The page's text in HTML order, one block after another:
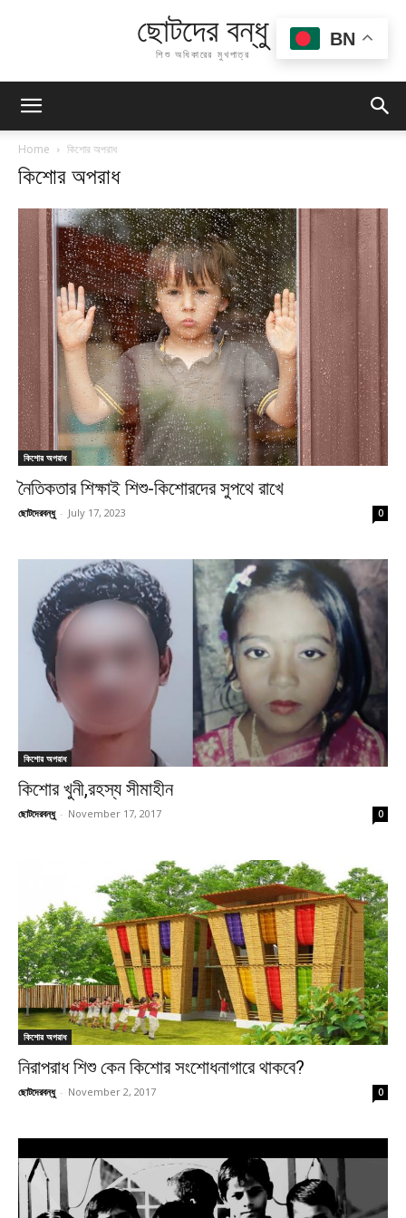
ছোটদের বন্ধু
শিশু অধিকারের মুখপাত্র
Home কিশোর অপরাধ
কিশোর অপরাধ
কিশোর অপরাধ
নৈতিকতার শিক্ষাই শিশু-কিশোরদের সুপথে রাখে
ছোটদেরবন্ধু - July 17, 2023 0
কিশোর অপরাধ
কিশোর খুনী,রহস্য সীমাহীন
ছোটদেরবন্ধু - November 17, 2017 0
কিশোর অপরাধ
নিরাপরাধ শিশু কেন কিশোর সংশোধনাগারে থাকবে?
ছোটদেরবন্ধু - November 2, 2017 0
BN